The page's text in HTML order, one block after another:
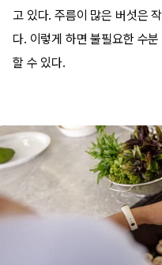
고 있다. 주름이 많은 버섯은
다. 이렇게 하면 불필요한 수
할 수 있다.